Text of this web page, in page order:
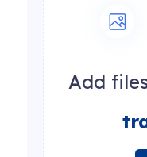
Add